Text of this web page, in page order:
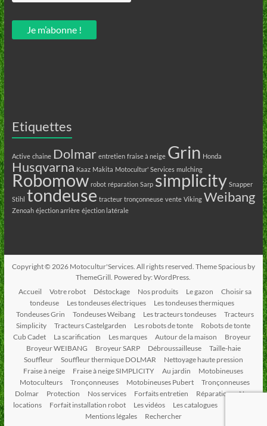
Etiquettes
Active chaine Dolmar entretien fraise à neige Grin Honda
Husqvarna Kaaz Makita Motocultur' Services mulching
Robomow robot réparation Sarp simplicity Snapper
Stihl tondeuse tracteur tronçonneuse vente Viking Weibang
Zenoah éjection arrière éjection latérale
Copyright © 2026 Motocultur'Services. All rights reserved. ThemeSpaciousby
ThemeGrill. Powered by:WordPress
Accueil
Votre robot Déstockage Nos produits Le gazon
Choisir sa
tondeuse
Les tondeuses électriques
Les tondeuses thermiques
Tondeuses Grin
Tondeuses Weibang Les tracteurs tondeuses
Tracteurs
Simplicity
Tracteurs Castelgarden Les robots de tonte
Robots de tonte
Cub Cadet
La scarification Les marques Autour de la maison
Broyeur
Broyeur WEIBANG
Broyeur SARP Débroussailleuse
Taille-haie
Souffleur
Souffleur thermique DOLMAR
Nettoyage haute pression
Fraise à neige
Fraise à neige SIMPLICITY Au jardin
Motobineuses
Motoculteurs
Tronçonneuses Motobineuses Pubert
Tronçonneuses
Dolmar
Protection Nos services Forfaits entretien Réparation
Nos
locations
Forfait installation robot Les vidéos Les catalogues
Mentions légales
Rechercher